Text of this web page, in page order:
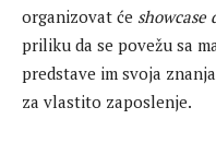
organizovat će showcase
priliku da se povežu sa
predstave im svoja
za vlastito zaposlenje.